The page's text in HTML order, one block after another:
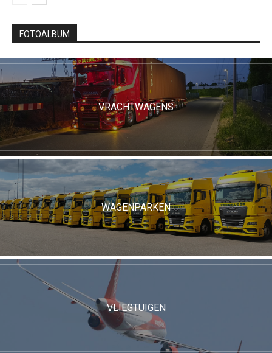
FOTOALBUM
VRACHTWAGENS
WAGENPARKEN
VLIEGTUIGEN